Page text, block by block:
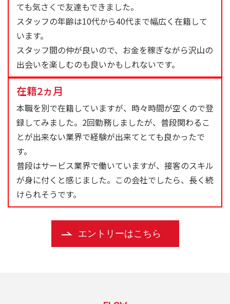
ても気さくで友達もできました。
スタッフの年齢は10代から40代まで幅広く在籍して
います。
スタッフ間の仲が良いので、お金を稼ぎながら沢山の
出会いを楽しむのも良いかもしれないです。
在籍2ヵ月
本職を別で在籍していますが、時々時間が空くので登
録してみました。2回勤務しましたが、普段関わるこ
とが出来ない業界で経験が出来てとても良かったで
す。
普段はサービス業界で働いていますが、接客のスキル
が身に付くと感じました。この会社でしたら、長く続
けられそうです。
エントリーはこちら